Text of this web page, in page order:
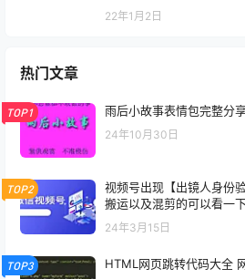
22年1月2日
热门文章
TOP1 雨后小故事表情包完整分
24年10月30日
TOP2
视频号出现【出镜人身份
搬运以及混剪的可以看一
24年3月15日
TOP3 HTML网页跳转代码大全